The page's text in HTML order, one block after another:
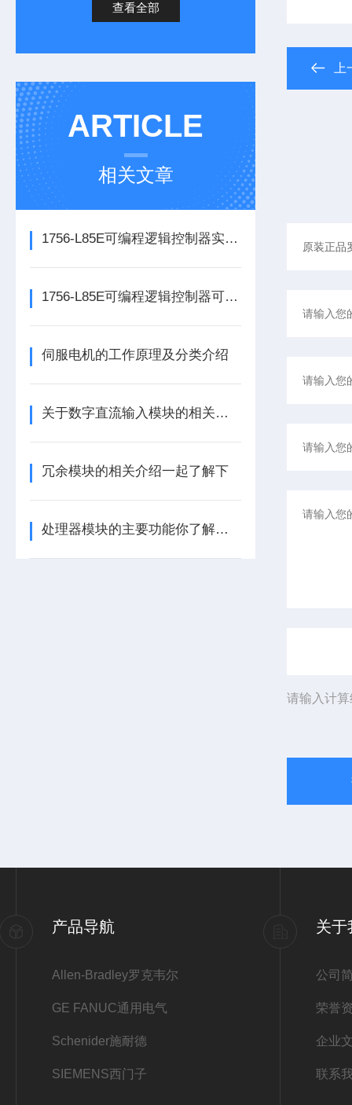
查看全部
ARTICLE
相关文章
1756-L85E可编程逻辑控制器实操应用常见问题分析及解决方法探讨
1756-L85E可编程逻辑控制器可满足多行业自动化精准控制需求
伺服电机的工作原理及分类介绍
关于数字直流输入模块的相关介绍
冗余模块的相关介绍一起了解下
处理器模块的主要功能你了解多少呢
请输入计
产品导航
Allen-Bradley罗克韦尔
GE FANUC通用电气
Schenider施耐德
SIEMENS西门子
关于
公司
荣誉
企业
联系